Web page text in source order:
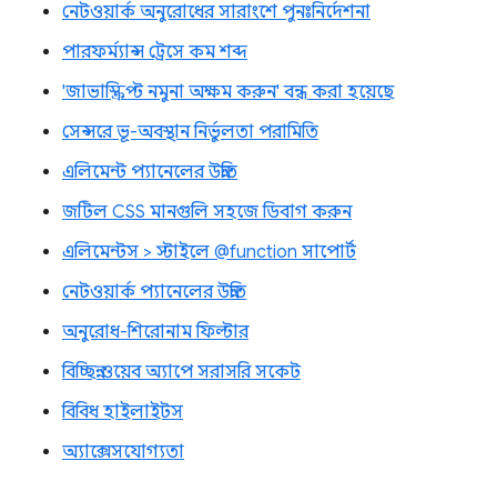
নেটওয়ার্ক অনুরোধের সারাংশে পুনঃনির্দেশনা
পারফর্ম্যান্স ট্রেসে কম শব্দ
'জাভাস্ক্রিপ্ট নমুনা অক্ষম করুন' বন্ধ করা হয়েছে
সেন্সরে ভূ-অবস্থান নির্ভুলতা পরামিতি
এলিমেন্ট প্যানেলের উন্নতি
জটিল CSS মানগুলি সহজে ডিবাগ করুন
এলিমেন্টস > স্টাইলে @function সাপোর্ট
নেটওয়ার্ক প্যানেলের উন্নতি
অনুরোধ-শিরোনাম ফিল্টার
বিচ্ছিন্ন ওয়েব অ্যাপে সরাসরি সকেট
বিবিধ হাইলাইটস
অ্যাক্সেসযোগ্যতা